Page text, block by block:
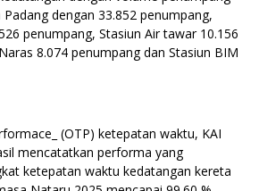
dengan 33.852 penumpang,
penumpang, Stasiun Air tawar 10.156
8.074 penumpang dan Stasiun BIM
(OTP) ketepatan waktu, KAI
mencatatkan performa yang
ketepatan waktu kedatangan kereta